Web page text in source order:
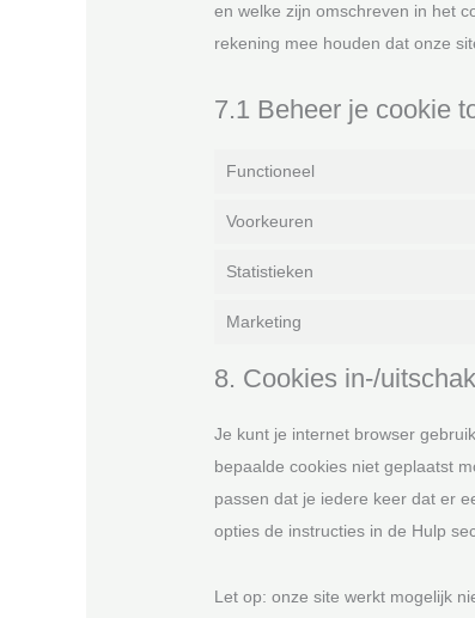
en welke zijn omschreven in het
rekening mee houden dat onze
7.1 Beheer je cookie
Functioneel
Voorkeuren
Statistieken
Marketing
8. Cookies in-/
Je kunt je internet browser
bepaalde cookies niet geplaatst
passen dat je iedere keer dat er
opties de instructies in de Hulp
Let op: onze site werkt mogelijk